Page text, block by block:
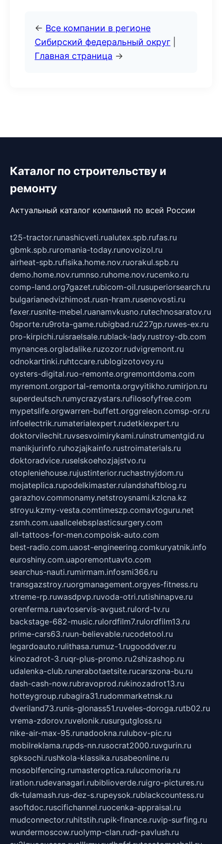
← Все компании в регионе
Сибирский федеральный округ
Главная страница →
Каталог по строительству и
ремонту
Актуальный каталог компаний по всей России
t25-tractor.runashicveti.rualutex.spb.rufas.ru
gbmk.spb.ruromania-today.runovoizol.ru
airheat-spb.rufisika.home.nov.ruorakul.spb.ru
demo.home.nov.rumnso.ruhome.nov.rucemko.ru
comp-land.org7gazet.rubicom-oil.rusuperiorsearch.ru
bulgarianedvizhimost.rusn-hram.rusenovosti.ru
fexer.rusnite-mebel.ruanamvkusno.rutechnosaratov.ru
0sporte.ru9rota-game.rubigbad.ru227gp.ruwes-ex.ru
pro-kirpichi.ruisraelsale.rublack-lady.rustroy-db.com
mynances.orgladalike.ruzozor.rudvigremont.ru
odnokartinki.ruhtccare.rublogizotovoy.ru
oysters-digital.ruo-remonte.orgremontdoma.com
myremont.orgportal-remonta.orgvyitikho.rumirjon.ru
superdeutsch.rumycrazystars.rufilosofyfree.com
mypetslife.orgwarren-buffett.orggreleon.comsp-or.ru
infoelectrik.rumaterialexpert.rudetkiexpert.ru
doktorvilechit.ruvsesvoimirykami.ruinstrumentgid.ru
manikjurinfo.ruhozjajkainfo.rustroimaterials.ru
doktoradvice.ruselskoehozjajstvo.ru
otopleniehouse.rujustinterior.ruchastnyjdom.ru
mojateplica.rupodelkimaster.rulandshaftblog.ru
garazhov.commonamy.netstroysnami.kzlcna.kz
stroyu.kzmy-vesta.comtimeszp.comavtoguru.net
zsmh.com.uaallcelebsplasticsurgery.com
all-tattoos-for-men.compoisk-auto.com
best-radio.com.uaost-engineering.comkuryatnik.info
euroshiny.com.uaporemontuavto.com
searchus-nauti.rumirmam.infosmi366.ru
transgazstroy.ruorgmanagement.orgyes-fitness.ru
xtreme-rp.ruwasdpvp.ruvoda-otri.rutishinapve.ru
orenferma.ruavtoservis-avgust.rulord-tv.ru
backstage-682-music.rulordfilm7.rulordfilm13.ru
prime-cars63.ruun-believable.rucodetool.ru
legardoauto.rulithasa.rumuz-1.rugooddver.ru
kinozadrot-3.ruqr-plus-promo.ru2shizashop.ru
udalenka-club.runerabotaetsite.rucarszona-bu.ru
dash-cash-now.rubravoprod.rukinozadrot13.ru
hotteygroup.rubagira31.rudommarketnsk.ru
dveriland73.runis-glonass51.ruveles-doroga.rutb02.ru
vrema-zdorov.ruvelonik.rusurgutgloss.ru
nike-air-max-95.runadookna.rulubov-pic.ru
mobilreklama.rupds-nn.rusocrat2000.ruvgurin.ru
spksochi.rushkola-klassika.rusabeonline.ru
mosoblfencing.rumasteroptica.rulucomoria.ru
iration.rudevanagari.rubiblioverde.ruigro-pictures.ru
dk-tulamash.rus-dez-s.rupeysok.rublackcountess.ru
asoftdoc.ruscifichannel.ruocenka-appraisal.ru
mudconnector.ruhitstih.rupik-finance.ruvip-surfing.ru
wundermoscow.ruolymp-clan.rudr-pavlush.ru